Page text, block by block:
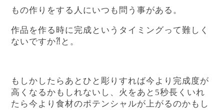
もの作りをする人にいつも問う事がある。
作品を作る時に完成というタイミングって難しく
ないですか⁈と。
もしかしたらあとひと彫りすれば今より完成度が
高くなるかもしれないし、火をあと5秒長くいれ
たら今より食材のポテンシャルが上がるのかもし